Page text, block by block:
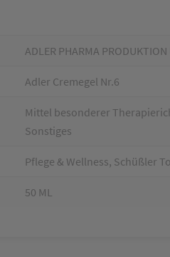
ADLER PHARMA
Adler Cremegel Nr.6
Mittel besonderer
Sonstiges
Pflege & Wellness, Schüßler
50 ML